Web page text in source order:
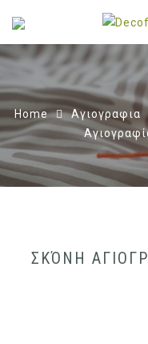
Home Αγιογραφια
ΣΚΌΝΗ